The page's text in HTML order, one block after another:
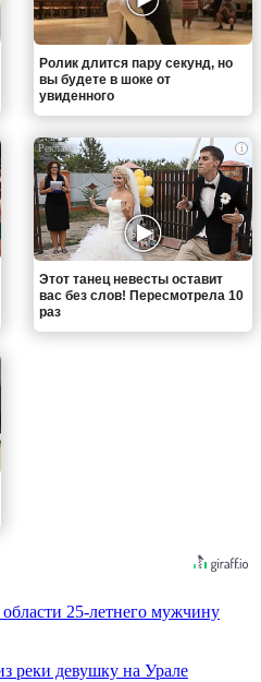
Ролик длится пару секунд, но
вы будете в шоке от
увиденного
i
Этот танец невесты оставит
вас без слов! Пересмотрела 10
раз
25-летнего мужчину
реки девушку на Урале